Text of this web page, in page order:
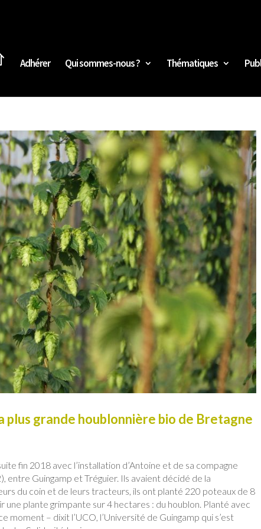
Adhérer Qui sommes-nous ? Thématiques
grande houblonnière bio de Bretagne
fin 2018 avec l’installation d’Antoine et de sa compagne
entre Guingamp et Tréguier. Ils avaient décidé de la
du coin et de leurs tracteurs, ils ont planté 220 poteaux de 8
plante grimpante sur 4 hectares : du houblon. Planté avec
– dixit l’UCO, l’Université de Guingamp qui s’est